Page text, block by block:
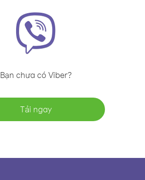
Bạn chưa có Viber?
Tải ngay